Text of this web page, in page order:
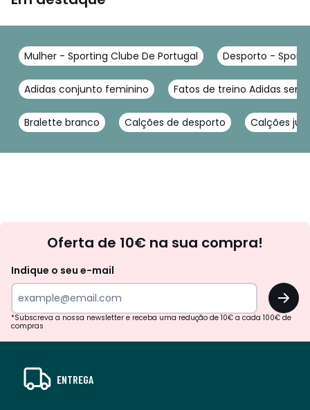
Mulher - Sporting Clube De Portugal Desporto -
Adidas conjunto feminino Fatos de treino Adidas
Bralette branco Calções de desporto Calções
Oferta de 10€ na sua compra!
Indique o seu e-mail
OK
*Subscreva a nossa newsletter e receba uma redução de 10€ a cada 100€ de
compras
ENTREGA